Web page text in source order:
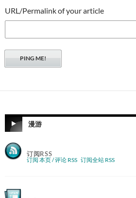
URL/Permalink of your article
漫游
订阅RSS
订阅 本页 / 评论 RSS 订阅全站 RSS